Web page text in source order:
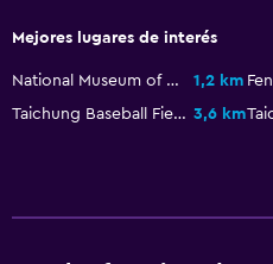
Habitación
Almohada de plumas
Perchero
Mejores lugares de interés
National Museum of Natural Science 1,2 km
Taichung Baseball Field 3,6 km